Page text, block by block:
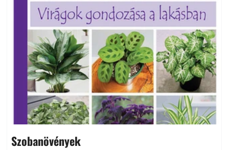
Szobanövények